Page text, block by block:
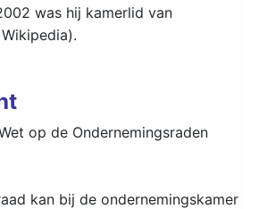
was hij kamerlid van
op de Ondernemingsraden
kan bij de ondernemingskamer